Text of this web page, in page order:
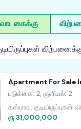
வாடகைக்கு
Apartment For Sale
Homeland Garden
படுக்கை: 2, குளியல்: 2
கஸ்பாவ, குடியிருப்புகள்
ரூ 31,000,000